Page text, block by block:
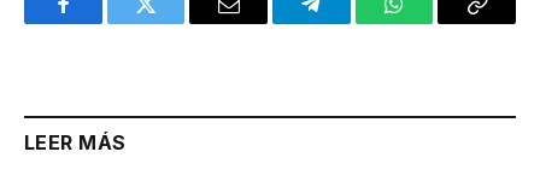
FacebookTwitter Email TelegramWhatsAppCopy
LEER MÁS